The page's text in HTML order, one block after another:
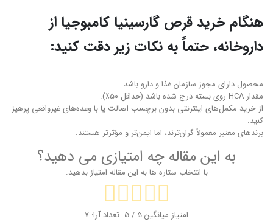
هنگام خرید قرص گارسینیا کامبوجیا از
داروخانه، حتماً به نکات زیر دقت کنید:
محصول دارای مجوز سازمان غذا و دارو باشد.
مقدار HCA روی بسته درج شده باشد (حداقل ۵۰٪).
از خرید مکمل‌های اینترنتی بدون برچسب اصالت یا با وعده‌های غیرواقعی پرهیز
کنید.
برندهای معتبر معمولاً گران‌ترند، اما ایمن‌تر و مؤثرتر هستند.
به این مقاله چه امتیازی می دهید؟
با انتخاب ستاره ها به این مقاله امتیاز بدهید.
امتیاز میانگین5 / 5. تعداد آرا: 7